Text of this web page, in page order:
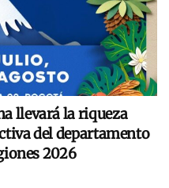
llevará la riqueza
del departamento
2026